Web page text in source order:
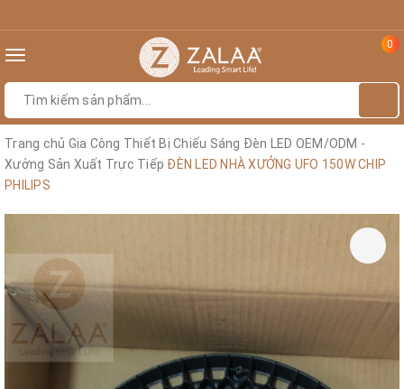
Toggle
0
Trang chủ Gia Công Thiết Bị Chiếu Sáng Đèn LED OEM/ODM -
Xưởng Sản Xuất Trực Tiếp ĐÈN LED NHÀ XƯỞNG UFO 150W CHIP
PHILIPS